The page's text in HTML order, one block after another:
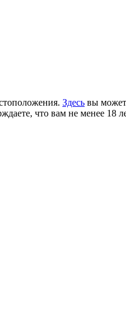
Здесь вы
что вам не менее 18